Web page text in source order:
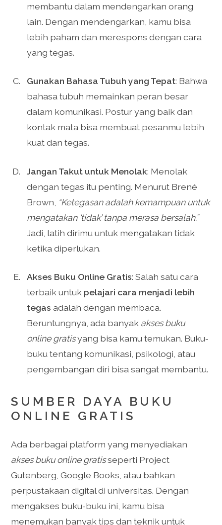
membantu dalam mendengarkan orang
lain. Dengan mendengarkan, kamu bisa
lebih paham dan merespons dengan cara
yang tegas.
Gunakan Bahasa Tubuh yang Tepat: Bahwa
bahasa tubuh memainkan peran besar
dalam komunikasi. Postur yang baik dan
kontak mata bisa membuat pesanmu lebih
kuat dan tegas.
Jangan Takut untuk Menolak: Menolak
dengan tegas itu penting. Menurut Brené
Brown, “Ketegasan adalah kemampuan untuk
mengatakan ‘tidak’ tanpa merasa bersalah.”
Jadi, latih dirimu untuk mengatakan tidak
ketika diperlukan.
Akses Buku Online Gratis: Salah satu cara
terbaik untuk pelajari cara menjadi lebih
tegas adalah dengan membaca.
Beruntungnya, ada banyak akses buku
online gratisyang bisa kamu temukan. Buku-
buku tentang komunikasi, psikologi, atau
pengembangan diri bisa sangat membantu.
SUMBER DAYA BUKU
ONLINE GRATIS
Ada berbagai platform yang menyediakan
akses buku online gratisseperti Project
Gutenberg, Google Books, atau bahkan
perpustakaan digital di universitas. Dengan
mengakses buku-buku ini, kamu bisa
menemukan banyak tips dan teknik untuk